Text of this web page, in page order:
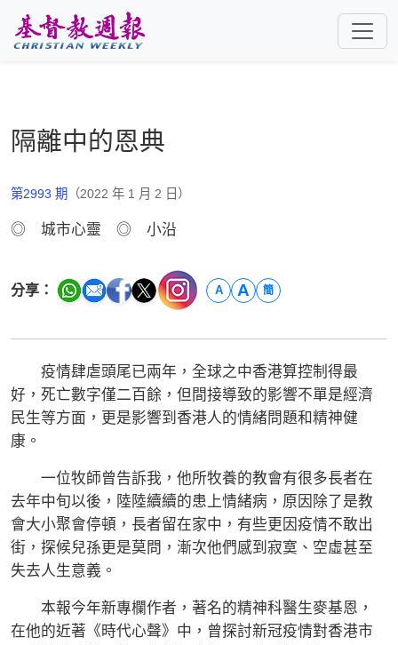
隔離中的恩典
第2993 期 （2022 年 1 月 2 日）
◎ 城市心靈 ◎ 小沿
分享： A A 簡
疫情肆虐頭尾已兩年，全球之中香港算控制得最
好，死亡數字僅二百餘，但間接導致的影響不單是經濟
民生等方面，更是影響到香港人的情緒問題和精神健
康。
一位牧師曾告訴我，他所牧養的教會有很多長者在
去年中旬以後，陸陸續續的患上情緒病，原因除了是教
會大小聚會停頓，長者留在家中，有些更因疫情不敢出
街，探候兒孫更是莫問，漸次他們感到寂寞、空虛甚至
失去人生意義。
本報今年新專欄作者，著名的精神科醫生麥基恩，
在他的近著《時代心聲》中，曾探討新冠疫情對香港市